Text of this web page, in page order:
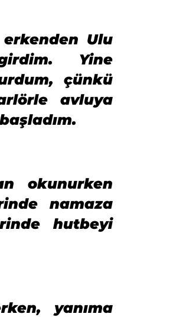
Ulu
Yine
çünkü
avluya
okunurken
namaza
hutbeyi
yanıma